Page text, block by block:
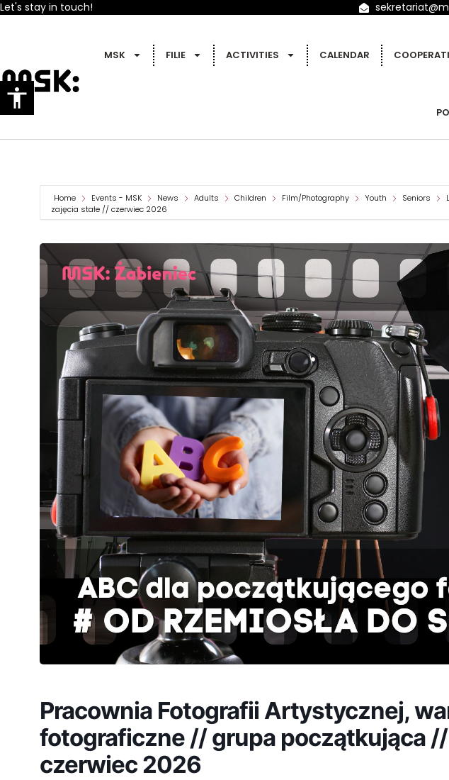
Let's stay in touch!
MSK FILIE ACTIVITIES CALENDAR
Home Events - MSK News Adults Children Film/Photography Youth Seniors
zajęcia stałe // czerwiec 2026
Pracownia Fotografii Artystycznej,
fotograficzne // grupa początkująca //
czerwiec 2026